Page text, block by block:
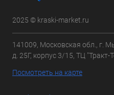
2025 © kraski-market.ru
141009, Московская обл., г.
д. 25Г, корпус 3/15, ТЦ "Тракт-
Посмотреть на карте